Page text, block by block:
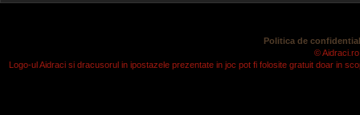
Politica de
©
Logo-ul Aidraci si dracusorul in ipostazele prezentate in joc pot fi folosite gratuit doar in